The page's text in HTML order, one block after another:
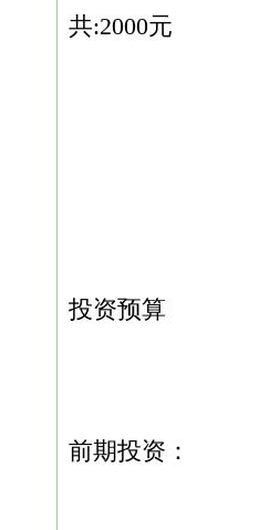
共:2000元
投资预算
前期投资：